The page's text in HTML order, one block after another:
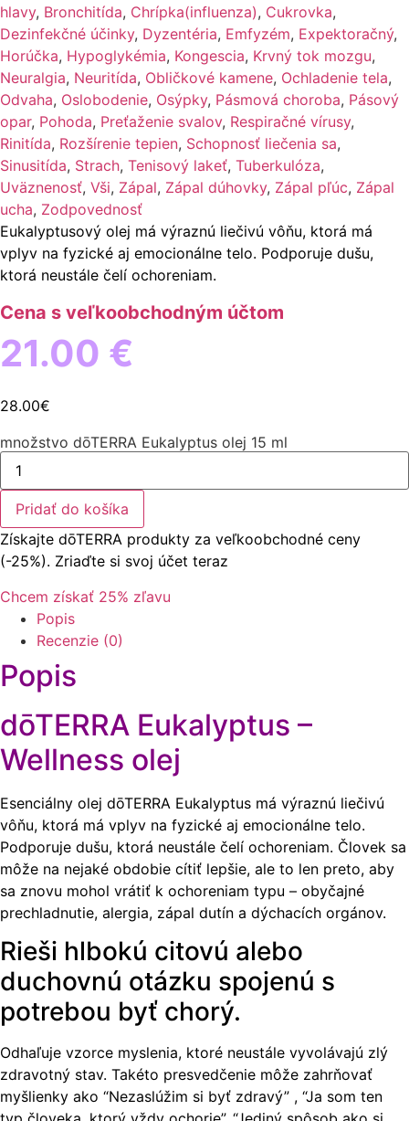
hlavy, Bronchitída, Chrípka(influenza), Cukrovka,
Dezinfekčné účinky, Dyzentéria, Emfyzém, Expektoračný,
Horúčka, Hypoglykémia, Kongescia, Krvný tok mozgu,
Neuralgia, Neuritída, Obličkové kamene, Ochladenie tela,
Odvaha, Oslobodenie, Osýpky, Pásmová choroba, Pásový
opar, Pohoda, Preťaženie svalov, Respiračné vírusy,
Rinitída, Rozšírenie tepien, Schopnosť liečenia sa,
Sinusitída, Strach, Tenisový lakeť, Tuberkulóza,
Uväznenosť, Vši, Zápal, Zápal dúhovky, Zápal pľúc, Zápal
ucha, Zodpovednosť
Eukalyptusový olej má výraznú liečivú vôňu, ktorá má
vplyv na fyzické aj emocionálne telo. Podporuje dušu,
ktorá neustále čelí ochoreniam.
Cena s veľkoobchodným účtom
21.00 €
28.00€
množstvo dōTERRA Eukalyptus olej 15 ml
Pridať do košíka
Získajte dōTERRA produkty za veľkoobchodné ceny
(-25%). Zriaďte si svoj účet teraz
Chcem získať 25% zľavu
Popis
Recenzie (0)
Popis
dōTERRA Eukalyptus –
Wellness olej
Esenciálny olej dōTERRA Eukalyptus má výraznú liečivú
vôňu, ktorá má vplyv na fyzické aj emocionálne telo.
Podporuje dušu, ktorá neustále čelí ochoreniam. Človek sa
môže na nejaké obdobie cítiť lepšie, ale to len preto, aby
sa znovu mohol vrátiť k ochoreniam typu – obyčajné
prechladnutie, alergia, zápal dutín a dýchacích orgánov.
Rieši hlbokú citovú alebo
duchovnú otázku spojenú s
potrebou byť chorý.
Odhaľuje vzorce myslenia, ktoré neustále vyvolávajú zlý
zdravotný stav. Takéto presvedčenie môže zahrňovať
myšlienky ako “Nezaslúžim si byť zdravý” , “Ja som ten